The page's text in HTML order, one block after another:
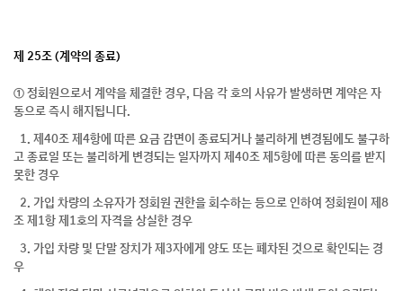
제 25조 (계약의 종료)
① 정회원으로서 계약을 체결한 경우, 다음 각 호의 사유가 발생하면 계약은 자
동으로 즉시 해지됩니다.
1. 제40조 제4항에 따른 요금 감면이 종료되거나 불리하게 변경됨에도 불구하
고 종료일 또는 불리하게 변경되는 일자까지 제40조 제5항에 따른 동의를 받지
못한 경우
2. 가입 차량의 소유자가 정회원 권한을 회수하는 등으로 인하여 정회원이 제8
조 제1항 제1호의 자격을 상실한 경우
3. 가입 차량 및 단말 장치가 제3자에게 양도 또는 폐차된 것으로 확인되는 경
우